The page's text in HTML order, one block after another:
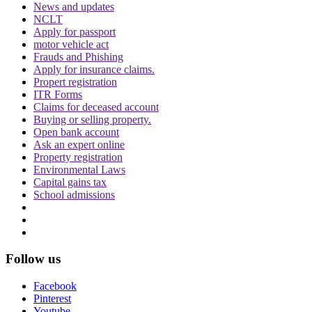
आदेशों की अवहेलना, न्यायालय को बदनाम करना, या न्याय प्रशासन में हस्तक्षेप
शामिल है.
केस टाइटल:उत्तर प्रदेश राज्य बनाम देवेंद्र कुमार दीक्षित
Topics
Contempt of CourtAllahabad HC
Trending in Hindi
CJI पर जूता फेंकने वाले वकील की बढ़ी मुश्किलें, AG
News and updates
NCLT
Apply for passport
motor vehicle act
Frauds and Phishing
Apply for insurance claims.
Propert registration
ITR Forms
Claims for deceased account
Buying or selling property.
Open bank account
Ask an expert online
Property registration
Environmental Laws
Capital gains tax
School admissions
Follow us
Facebook
Pinterest